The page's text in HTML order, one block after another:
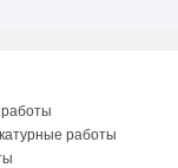
работы